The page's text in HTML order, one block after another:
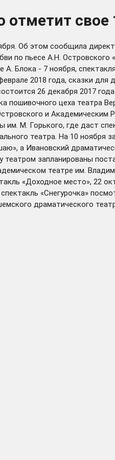
свое
Об этом сообщила
по пьесе А.Н. Островского
Блока - 7 ноября,
2018 года, сказки для
26 декабря 2017
пошивочного цеха театра
и Академическим
М. Горького, где даст
театра. На 10 ноября
а Ивановский
театром запланированы
театре им.
«Доходное место», 22
«Снегурочка»
драматического